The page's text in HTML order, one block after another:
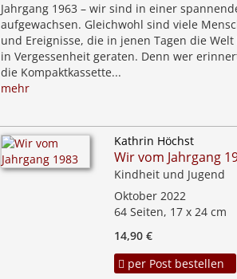
Jahrgang 1963 – wir sind in einer
aufgewachsen. Gleichwohl sind viele
und Ereignisse, die in jenen Tagen die
in Vergessenheit geraten. Denn wer
die Kompaktkassette...
mehr
Kathrin Höchst
Wir vom Jahrgang
Kindheit und Jugend
Oktober 2022
64 Seiten, 17 x 24 cm
14,90 €
per Post bestellen